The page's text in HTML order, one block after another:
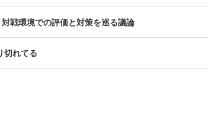
戦環境での評価と対策を巡る議論
切れてる